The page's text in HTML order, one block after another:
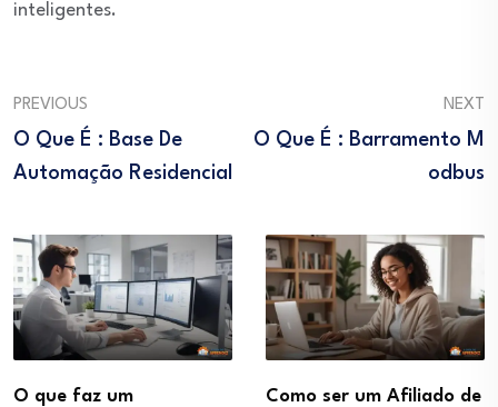
inteligentes.
PREVIOUS
O Que É : Base De
Automação Residencial
NEXT
O Que É : Barramento M
Odbus
O que faz um
Como ser um Afiliado de